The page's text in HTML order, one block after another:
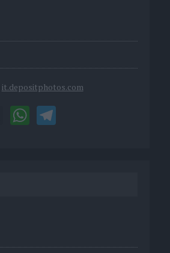
it.depositphotos.com